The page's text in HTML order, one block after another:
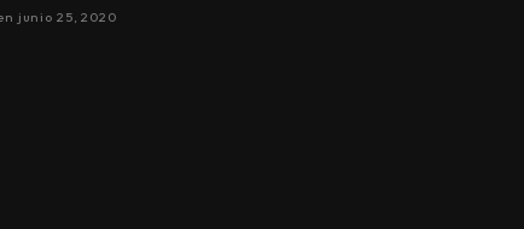
junio 25, 2020